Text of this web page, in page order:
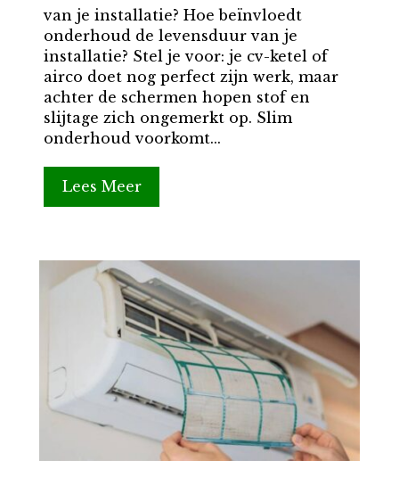
van je installatie? Hoe beïnvloedt
onderhoud de levensduur van je
installatie? Stel je voor: je cv-ketel of
airco doet nog perfect zijn werk, maar
achter de schermen hopen stof en
slijtage zich ongemerkt op. Slim
onderhoud voorkomt...
Lees Meer